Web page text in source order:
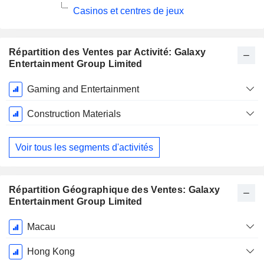
Répartition des Ventes par Activité: Galaxy
Entertainment Group Limited
Période
Fiscale:
Décembre
Gaming and Entertainment
Construction Materials
Voir tous les segments d'activités
Répartition Géographique des Ventes: Galaxy
Entertainment Group Limited
Période
Fiscale:
Décembre
Macau
Hong Kong
Casinos et centres de jeux